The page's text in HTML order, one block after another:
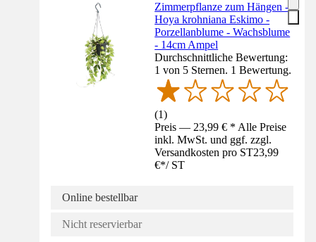
Zimmerpflanze zum Hängen -
Hoya krohniana Eskimo -
Porzellanblume - Wachsblume
- 14cm Ampel
Durchschnittliche Bewertung:
1 von 5 Sternen. 1 Bewertung.
(1)
Preis — 23,99 € * Alle Preise
inkl. MwSt. und ggf. zzgl.
Versandkosten pro ST23,99
€*/ ST
Online bestellbar
Nicht reservierbar